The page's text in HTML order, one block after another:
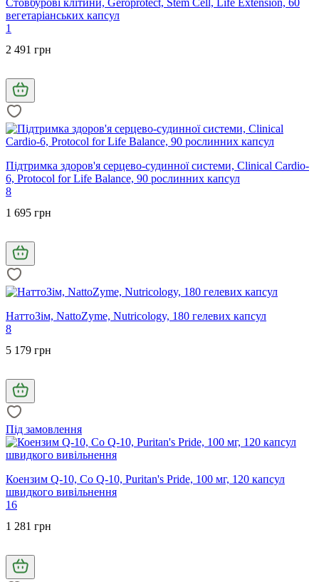
вегетаріанських капсул
1
2 491 грн
Підтримка здоров'я серцево-судинної системи, Clinical Cardio-
6, Protocol for Life Balance, 90 рослинних капсул
8
1 695 грн
НаттоЗім, NattoZyme, Nutricology, 180 гелевих капсул
8
5 179 грн
Під замовлення
Коензим Q-10, Co Q-10, Puritan's Pride, 100 мг, 120 капсул
швидкого вивільнення
16
1 281 грн